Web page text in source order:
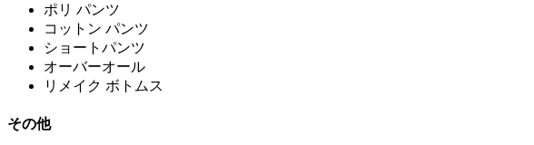
ポリ パンツ
コットン パンツ
ショートパンツ
オーバーオール
リメイク ボトムス
その他